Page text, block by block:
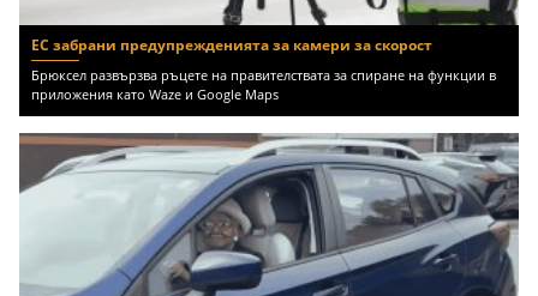
ЕС забрани предупрежденията за камери за скорост
Брюксел развързва ръцете на правителствата за спиране на функции в
приложения като Waze и Google Maps